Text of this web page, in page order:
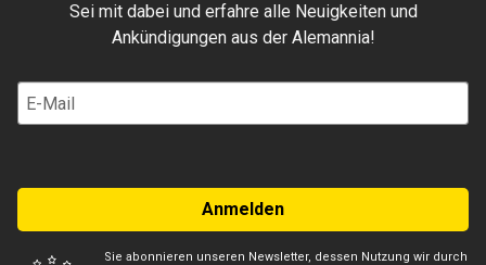
Sei mit dabei und erfahre alle Neuigkeiten und
Ankündigungen aus der Alemannia!
Anmelden
Sie abonnieren unseren Newsletter, dessen Nutzung wir durch